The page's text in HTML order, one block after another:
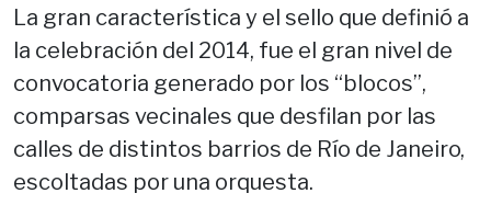
La gran característica y el sello que definió a
la celebración del 2014, fue el gran nivel de
convocatoria generado por los “blocos”,
comparsas vecinales que desfilan por las
calles de distintos barrios de Río de Janeiro,
escoltadas por una orquesta.